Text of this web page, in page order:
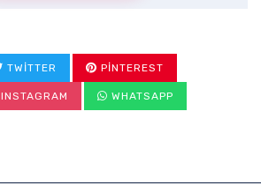
TWITTER PINTEREST
INSTAGRAM WHATSAPP